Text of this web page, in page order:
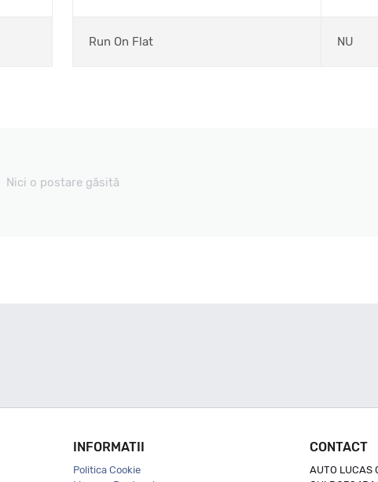
Run On Flat NU
Nici o postare găsită
INFORMATII
Politica Cookie
CONTACT
AUTO LUCAS